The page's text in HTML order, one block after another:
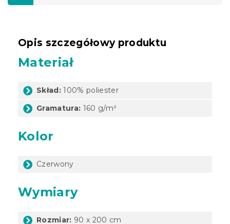
Opis szczegółowy produktu
Materiał
Skład: 100% poliester
Gramatura: 160 g/m²
Kolor
Czerwony
Wymiary
Rozmiar: 90 x 200 cm